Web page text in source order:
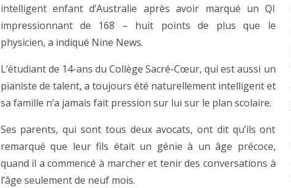
intelligent enfant d’Australie après avoir marqué un QI
impressionnant de 168 – huit points de plus que le
physicien, a indiqué Nine News.
L’étudiant de 14-ans du Collège Sacré-Cœur, qui est aussi un
pianiste de talent, a toujours été naturellement intelligent et
sa famille n’a jamais fait pression sur lui sur le plan scolaire.
Ses parents, qui sont tous deux avocats, ont dit qu’ils ont
remarqué que leur fils était un génie à un âge précoce,
quand il a commencé à marcher et tenir des conversations à
l’âge seulement de neuf mois.